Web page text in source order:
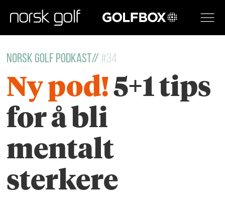
GOLFBOX
Norsk Golf Podkast// #34
Ny pod!5+1 tips
for å bli
mentalt
sterkere